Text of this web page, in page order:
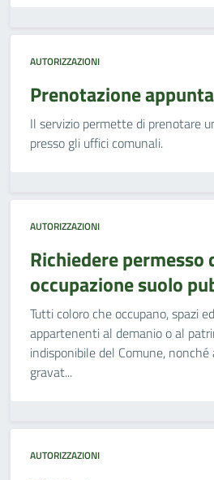
AUTORIZZAZIONI
Prenotazione
Il servizio permette di prenotare
presso gli uffici comunali.
AUTORIZZAZIONI
Richiedere permesso
occupazione suolo
Tutti coloro che occupano, spazi
appartenenti al demanio o al
indisponibile del Comune,
gravat...
AUTORIZZAZIONI